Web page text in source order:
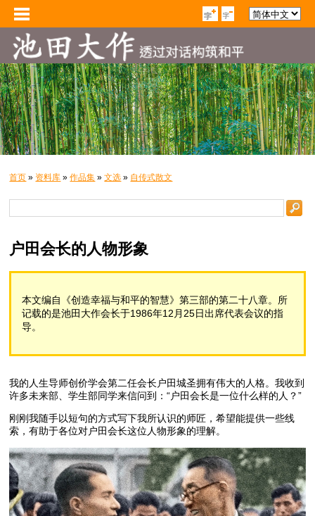
首页 » 资料库 »作品集 »文选 » 自传式散文
户田会长的人物形象
本文编自《创造幸福与和平的智慧》第三部的第二十八章。所
记载的是池田大作会长于1986年12月25日出席代表会议的指
导。
我的人生导师创价学会第二任会长户田城圣拥有伟大的人格。我收到
许多未来部、学生部同学来信问到：“户田会长是一位什么样的人？”
刚刚我随手以短句的方式写下我所认识的师匠，希望能提供一些线
索，有助于各位对户田会长这位人物形象的理解。